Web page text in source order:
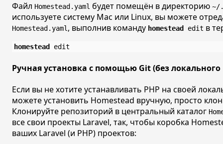
Файл Homestead.yaml будет помещён в директорию ~/
используете систему Mac или Linux, вы можете
Homestead.yaml, выполнив команду homestead edit в
homestead
Ручная установка с помощью Git (без локального
Если вы не хотите устанавливать PHP на своей
можете установить Homestead вручную, просто
Клонируйте репозиторий в центральный каталог
все свои проекты Laravel, так, чтобы коробка
ваших Laravel (и PHP) проектов: